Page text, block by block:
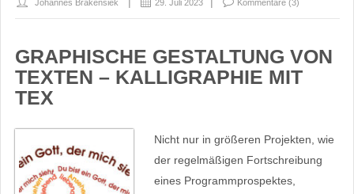
Johannes Brakensiek 29. Juli 2023 Kommentare (3)
GRAPHISCHE GESTALTUNG VON
TEXTEN – KALLIGRAPHIE MIT
TEX
Nicht nur in größeren Projekten, wie
der regelmäßigen Fortschreibung
eines Programmprospektes,